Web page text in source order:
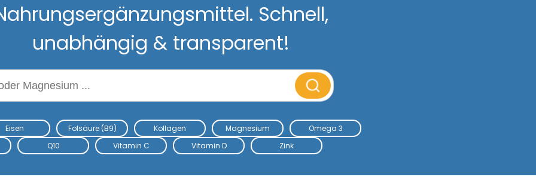
Schnell,
unabhängig & transparent!
Eisen Folsäure (B9) Kollagen Magnesium
Omega 3
Q10 Vitamin C Vitamin D Zink